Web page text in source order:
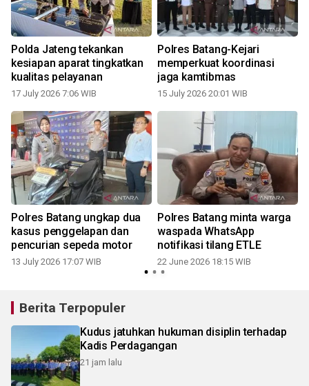
Polda Jateng tekankan
kesiapan aparat tingkatkan
kualitas pelayanan
17 July 2026 7:06 WIB
Polres Batang-Kejari
memperkuat koordinasi
jaga kamtibmas
15 July 2026 20:01 WIB
Polres Batang ungkap dua
kasus penggelapan dan
pencurian sepeda motor
13 July 2026 17:07 WIB
Polres Batang minta warga
waspada WhatsApp
notifikasi tilang ETLE
22 June 2026 18:15 WIB
Berita Terpopuler
Kudus jatuhkan hukuman disiplin terhadap
Kadis Perdagangan
21 jam lalu